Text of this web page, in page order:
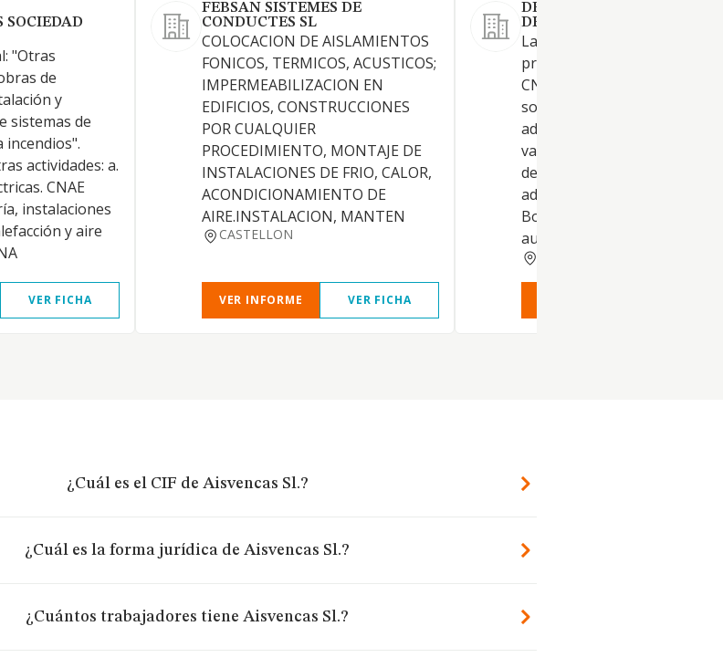
SOCIEDAD
"Otras
de
y
sistemas de
incendios".
actividades: a.
CNAE
instalaciones
y aire
VER FICHA
FEBSAN SISTEMES DE
CONDUCTES SL
COLOCACION DE AISLAMIENTOS
FONICOS, TERMICOS, ACUSTICOS;
IMPERMEABILIZACION EN
EDIFICIOS, CONSTRUCCIONES
POR CUALQUIER
PROCEDIMIENTO, MONTAJE DE
INSTALACIONES DE FRIO, CALOR,
ACONDICIONAMIENTO DE
AIRE.INSTALACION, MANTEN
CASTELLON
VER INFORME VER FICHA
DBASS INVESTMENT &
DEVELOPMENT SL.
La Sociedad tiene por objeto
principal al que corresponde
CNAE 6420, la actividad de
sociedades de holding, la
adquisición y venta de títulos
valores de renta fija y/o
de cualquier clase, estén o no
adaptados a cotización en las
Bolsas de Comercio
autorizadas. Servici.
¿Cuál es el CIF de Aisvencas Sl.?
¿Cuál es la forma jurídica de Aisvencas Sl.?
¿Cuántos trabajadores tiene Aisvencas Sl.?